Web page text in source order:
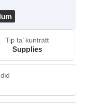
Tip ta’ kuntratt
Supplies